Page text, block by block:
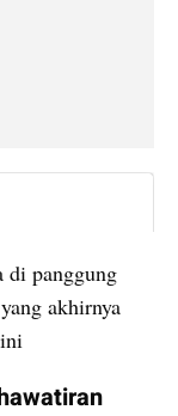
di panggung
akhirnya